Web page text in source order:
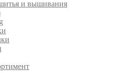
и вышивания